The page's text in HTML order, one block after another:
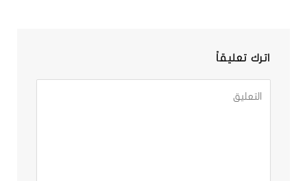
اترك تعليقاً